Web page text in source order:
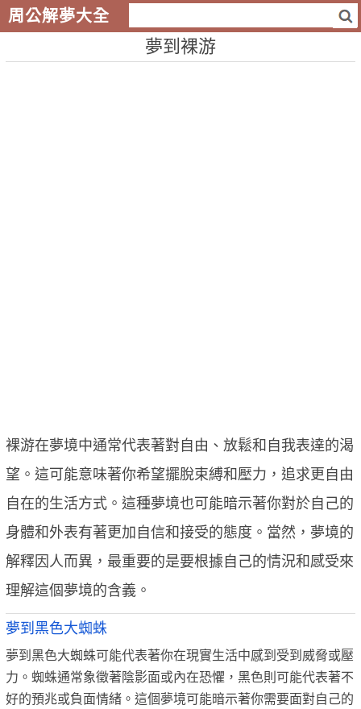
周公解夢大全
夢到裸游
裸游在夢境中通常代表著對自由、放鬆和自我表達的渴
望。這可能意味著你希望擺脫束縛和壓力，追求更自由
自在的生活方式。這種夢境也可能暗示著你對於自己的
身體和外表有著更加自信和接受的態度。當然，夢境的
解釋因人而異，最重要的是要根據自己的情況和感受來
理解這個夢境的含義。
夢到黑色大蜘蛛
夢到黑色大蜘蛛可能代表著你在現實生活中感到受到威脅或壓
力。蜘蛛通常象徵著陰影面或內在恐懼，黑色則可能代表著不
好的預兆或負面情緒。這個夢境可能暗示著你需要面對自己的